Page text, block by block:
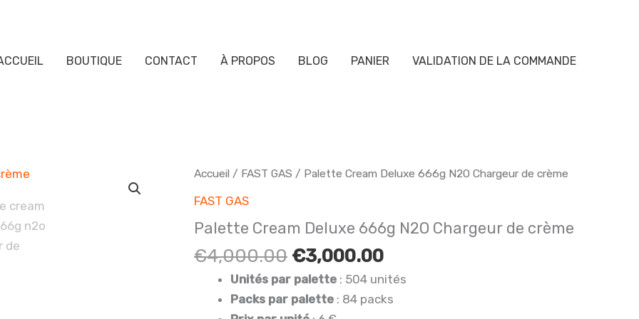
BOUTIQUE CONTACT À PROPOS BLOG PANIER VALIDATION DE LA COMMANDE
Accueil / FAST GAS / Palette Cream Deluxe 666g N2O Chargeur de crème
FAST GAS
Palette Cream Deluxe 666g N2O Chargeur de crème
€4,000.00 Le
prix
initial
était :
€3,000.00Le
prix
actuel
Unités par palette : 504 unités
Packs par palette : 84 packs